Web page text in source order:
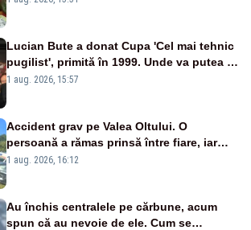
Lucian Bute a donat Cupa 'Cel mai tehnic
pugilist', primită în 1999. Unde va putea fi
admirat trofeul
1 aug. 2026, 15:57
Accident grav pe Valea Oltului. O
persoană a rămas prinsă între fiare, iar
alta a fost aruncată pe carosabil
1 aug. 2026, 16:12
Au închis centralele pe cărbune, acum
spun că au nevoie de ele. Cum se